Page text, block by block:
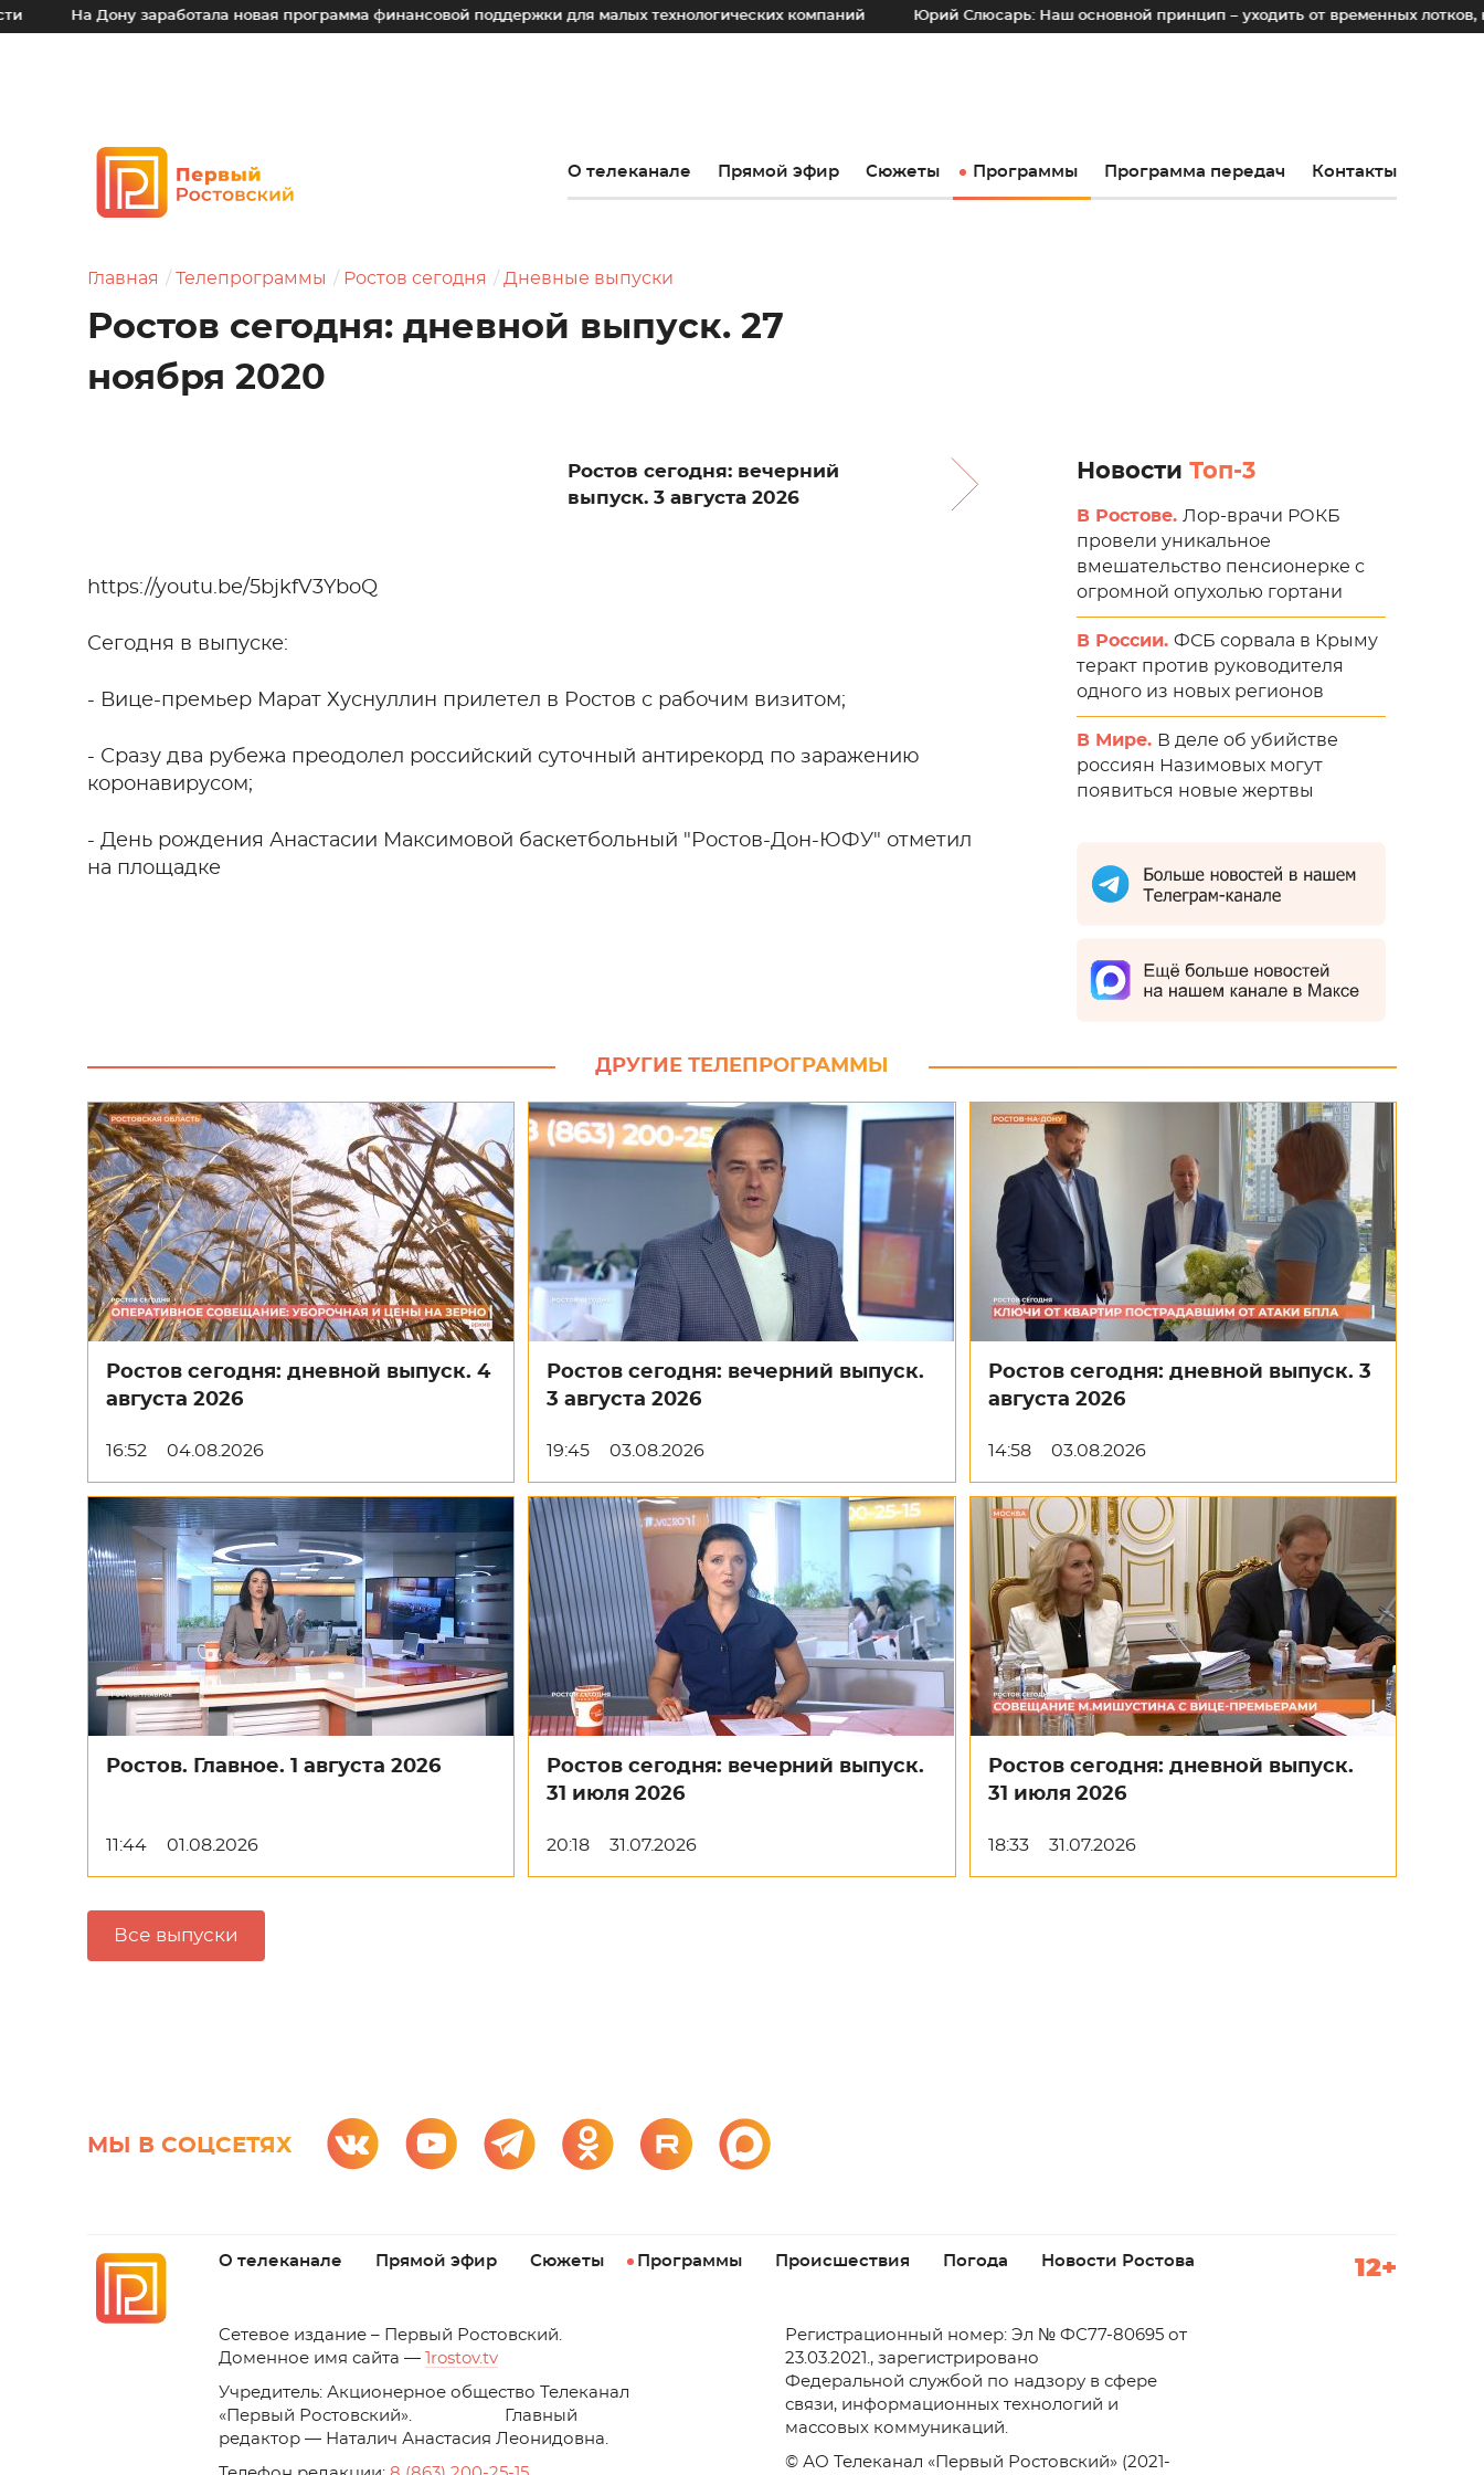
Дону заработала новая программа финансовой поддержки для малых технологических компаний Юрий Слюсарь: Наш основной принцип – уходить от временных лотков, киосков и
О телеканале Прямой эфир Сюжеты Программы Программа передач Контакты
Главная Телепрограммы Ростов сегодня Дневные выпуски
Ростов сегодня: дневной выпуск. 27
ноября 2020
Ростов сегодня: вечерний
выпуск. 3 августа 2026
https://youtu.be/5bjkfV3YboQ
Сегодня в выпуске:
- Вице-премьер Марат Хуснуллин прилетел в Ростов с рабочим визитом;
- Сразу два рубежа преодолел российский суточный антирекорд по заражению
коронавирусом;
- День рождения Анастасии Максимовой баскетбольный "Ростов-Дон-ЮФУ" отметил
на площадке
Новости Топ-3
В Ростове. Лор-врачи РОКБ
провели уникальное
вмешательство пенсионерке с
огромной опухолью гортани
В России. ФСБ сорвала в Крыму
теракт против руководителя
одного из новых регионов
В Мире. В деле об убийстве
россиян Назимовых могут
появиться новые жертвы
ДРУГИЕ ТЕЛЕПРОГРАММЫ
Ростов сегодня: дневной выпуск. 4
августа 2026
16:52 04.08.2026
Ростов сегодня: вечерний выпуск.
3 августа 2026
19:45 03.08.2026
Ростов сегодня: дневной выпуск. 3
августа 2026
14:58 03.08.2026
Ростов. Главное. 1 августа 2026
11:44 01.08.2026
Ростов сегодня: вечерний выпуск.
31 июля 2026
20:18 31.07.2026
Ростов сегодня: дневной выпуск.
31 июля 2026
18:33 31.07.2026
Все выпуски
МЫ В СОЦСЕТЯХ
О телеканале Прямой эфир Сюжеты Программы Происшествия Погода Новости Ростова 12+
Cетевое издание – Первый Ростовский.
Доменное имя сайта —
1rostov.tv
Учредитель: Акционерное общество Телеканал
«Первый Ростовский». Главный
редактор — Наталич Анастасия Леонидовна.
Регистрационный номер: Эл № ФС77-80695 от
23.03.2021., зарегистрировано
Федеральной службой по надзору в сфере
связи, информационных технологий и
массовых коммуникаций.
© АО Телеканал «Первый Ростовский» (2021-